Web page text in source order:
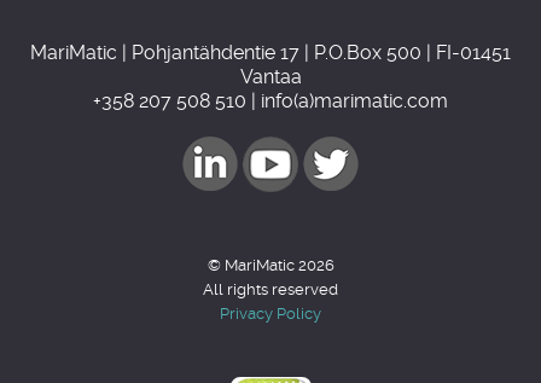
MariMatic | Pohjantähdentie 17 | P.O.Box 500 | FI-01451
Vantaa
+358 207 508 510 | info(a)marimatic.com
© MariMatic 2026
All rights reserved
Privacy Policy